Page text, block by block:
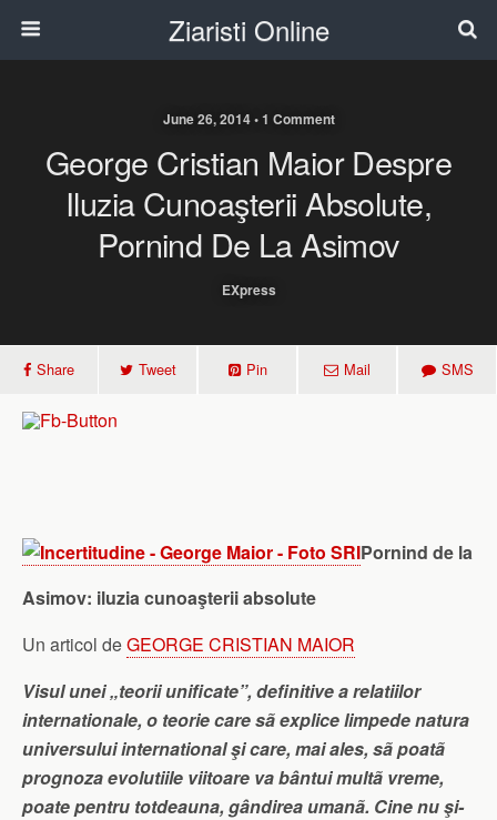
Ziaristi Online
June 26, 2014 • 1 Comment
George Cristian Maior Despre
Iluzia Cunoaşterii Absolute,
Pornind De La Asimov
EXpress
Share Tweet Pin Mail SMS
Pornind de la
Asimov: iluzia cunoaşterii absolute
Un articol deGEORGE CRISTIAN MAIOR
Visul unei „teorii unificate”, definitive a relatiilor
internationale, o teorie care sã explice limpede natura
universului international şi care, mai ales, sã poatã
prognoza evolutiile viitoare va bântui multã vreme,
poate pentru totdeauna, gândirea umanã. Cine nu şi-